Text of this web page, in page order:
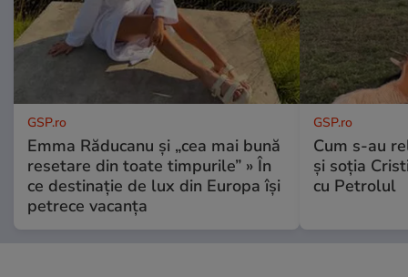
GSP.ro
Emma Răducanu și „cea mai bună
resetare din toate timpurile” » În
ce destinație de lux din Europa își
petrece vacanța
GSP.ro
Cum s-au
și soția
cu Petrolul